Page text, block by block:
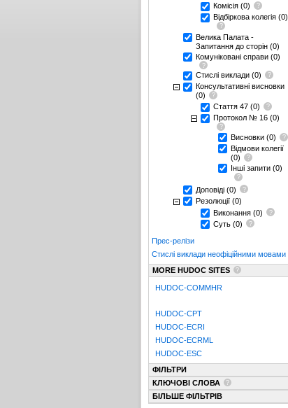
Комісія (0)
Відбіркова колегія (0)
Велика Палата -
Запитання до сторін (0)
Комуніковані справи (0)
Стислі виклади (0)
Консультативні висновки
(0)
Стаття 47 (0)
Протокол № 16 (0)
Висновки (0)
Відмови колегії
(0)
Інші запити (0)
Доповіді (0)
Резолюції (0)
Виконання (0)
Суть (0)
Прес-релізи
Стислі виклади неофіційними мовами
MORE HUDOC SITES
HUDOC-COMMHR
HUDOC-CPT
HUDOC-ECRI
HUDOC-ECRML
HUDOC-ESC
ФІЛЬТРИ
КЛЮЧОВІ СЛОВА
БІЛЬШЕ ФІЛЬТРІВ